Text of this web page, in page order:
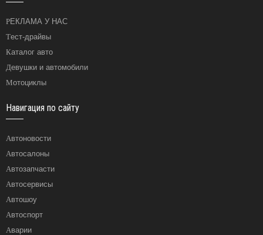
РЕКЛАМА У НАС
Тест-драйвы
Каталог авто
Девушки и автомобили
Мотоциклы
Навигация по сайту
Автоновости
Автосалоны
Автозапчасти
Автосервисы
Автошоу
Автоспорт
Аварии